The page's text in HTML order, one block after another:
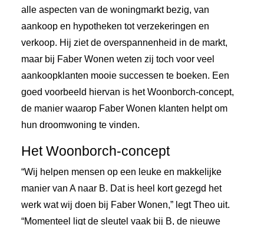
alle aspecten van de woningmarkt bezig, van
aankoop en hypotheken tot verzekeringen en
verkoop. Hij ziet de overspannenheid in de markt,
maar bij Faber Wonen weten zij toch voor veel
aankoopklanten mooie successen te boeken. Een
goed voorbeeld hiervan is het Woonborch-concept,
de manier waarop Faber Wonen klanten helpt om
hun droomwoning te vinden.
Het Woonborch-concept
“Wij helpen mensen op een leuke en makkelijke
manier van A naar B. Dat is heel kort gezegd het
werk wat wij doen bij Faber Wonen,” legt Theo uit.
“Momenteel ligt de sleutel vaak bij B, de nieuwe